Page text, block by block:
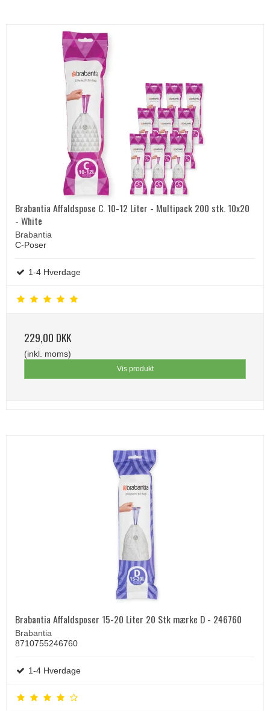
Brabantia Affaldspose C. 10-12 Liter - Multipack 200 stk. 10x20
- White
Brabantia
C-Poser
1-4 Hverdage
229,00 DKK
(inkl. moms)
Vis produkt
Brabantia Affaldsposer 15-20 Liter 20 Stk mærke D - 246760
Brabantia
8710755246760
1-4 Hverdage